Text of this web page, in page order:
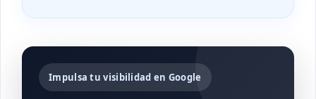
Impulsa tu visibilidad en Google